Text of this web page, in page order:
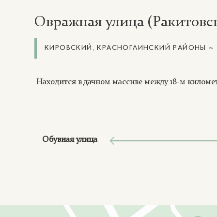
Овражная улица
КИРОВСКИЙ, КРАСНОГЛИНСКИЙ РАЙОНЫ ~
Находится в дачном массиве между 18-м
Обувная улица